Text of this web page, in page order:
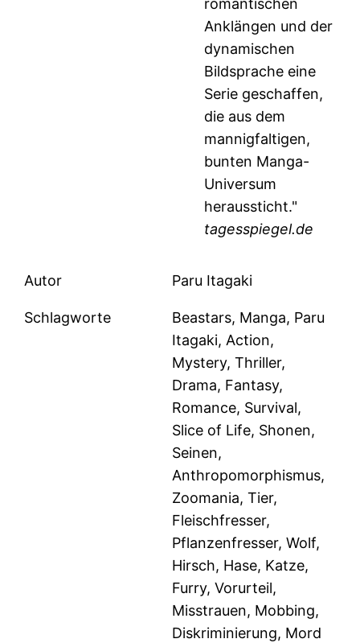
romantischen
Anklängen und der
dynamischen
Bildsprache eine
Serie geschaffen,
die aus dem
mannigfaltigen,
bunten Manga-
Universum
heraussticht."
tagesspiegel.de
Autor Paru Itagaki
Schlagworte
Beastars, Manga, Paru
Itagaki, Action,
Mystery, Thriller,
Drama, Fantasy,
Romance, Survival,
Slice of Life, Shonen,
Seinen,
Anthropomorphismus,
Zoomania, Tier,
Fleischfresser,
Pflanzenfresser, Wolf,
Hirsch, Hase, Katze,
Furry, Vorurteil,
Misstrauen, Mobbing,
Diskriminierung, Mord